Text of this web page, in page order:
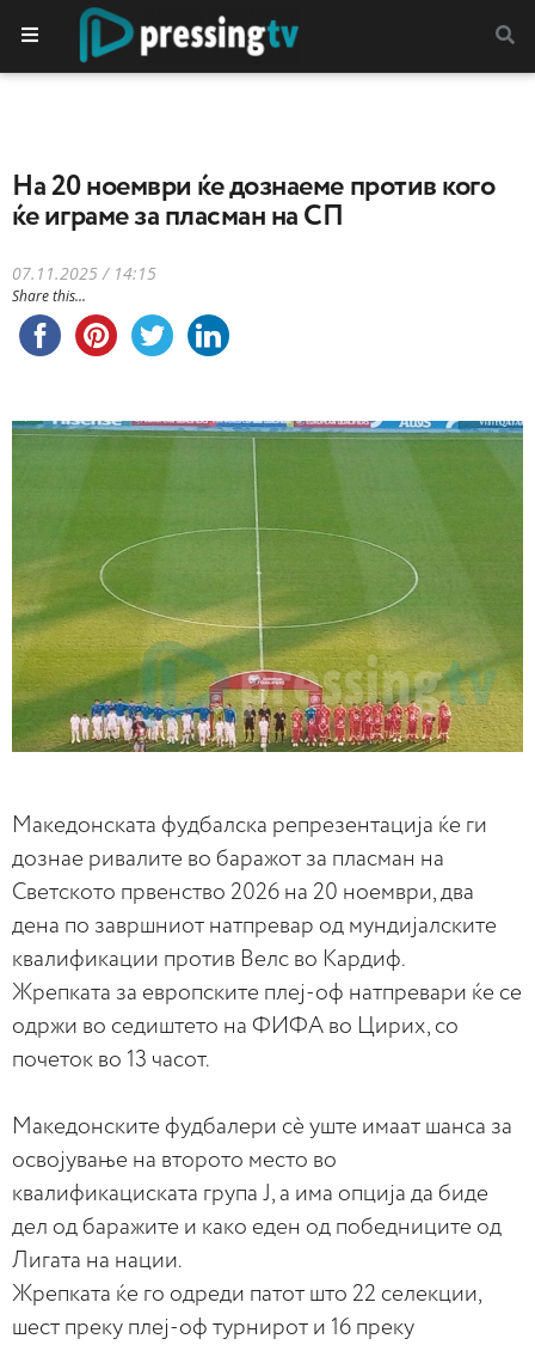
На 20 ноември ќе дознаеме против кого
ќе играме за пласман на СП
07.11.2025 / 14:15
Share this...
Македонската фудбалска репрезентација ќе ги
дознае ривалите во баражот за пласман на
Светското првенство 2026 на 20 ноември, два
дена по завршниот натпревар од мундијалските
квалификации против Велс во Кардиф.
Жрепката за европските плеј-оф натпревари ќе се
одржи во седиштето на ФИФА во Цирих, со
почеток во 13 часот.
Македонските фудбалери сè уште имаат шанса за
освојување на второто место во
квалификациската група Ј, а има опција да биде
дел од баражите и како еден од победниците од
Лигата на нации.
Жрепката ќе го одреди патот што 22 селекции,
шест преку плеј-оф турнирот и 16 преку